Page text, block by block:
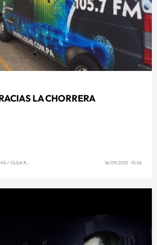
LA CHORRERA
/ OLGA REYNA 16/09/2015 10:36